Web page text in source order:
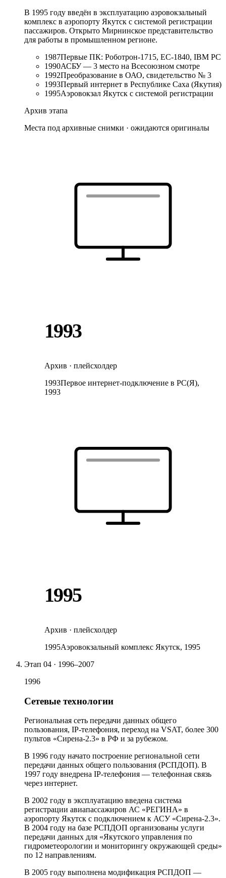
В 1995 году введён в эксплуатацию аэровокзальный
комплекс в аэропорту Якутск с системой регистрации
пассажиров. Открыто Мирнинское представительство
для работы в промышленном регионе.
1987Первые ПК: Роботрон-1715, ЕС-1840, IBM PC
1990АСБУ — 3 место на Всесоюзном смотре
1992Преобразование в ОАО, свидетельство № 3
1993Первый интернет в Республике Саха (Якутия)
1995Аэровокзал Якутск с системой регистрации
Архив этапа
Места под архивные снимки · ожидаются оригиналы
1993
Архив · плейсхолдер
1993Первое интернет-подключение в РС(Я),
1993
1995
Архив · плейсхолдер
1995Аэровокзальный комплекс Якутск, 1995
Этап 04 · 1996–2007
1996
Сетевые технологии
Региональная сеть передачи данных общего
пользования, IP-телефония, переход на VSAT, более 300
пультов «Сирена-2.3» в РФ и за рубежом.
В 1996 году начато построение региональной сети
передачи данных общего пользования (РСПДОП). В
1997 году внедрена IP-телефония — телефонная связь
через интернет.
В 2002 году в эксплуатацию введена система
регистрации авиапассажиров АС «РЕГИНА» в
аэропорту Якутск с подключением к АСУ «Сирена-2.3».
В 2004 году на базе РСПДОП организованы услуги
передачи данных для «Якутского управления по
гидрометеорологии и мониторингу окружающей среды»
по 12 направлениям.
В 2005 году выполнена модификация РСПДОП —